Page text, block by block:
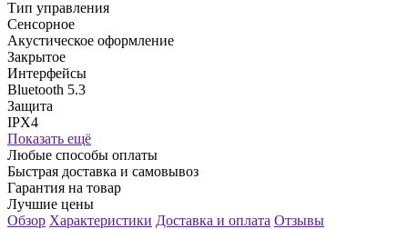
Тип управления
Сенсорное
Акустическое оформление
Закрытое
Интерфейсы
Bluetooth 5.3
Защита
IPX4
Показать ещё
Любые способы оплаты
Быстрая доставка и самовывоз
Гарантия на товар
Лучшие цены
Обзор Характеристики Доставка и оплата Отзывы